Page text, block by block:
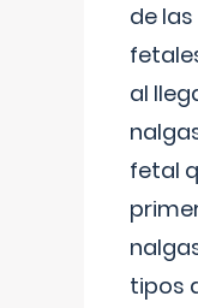
de
al
fetal
tipos